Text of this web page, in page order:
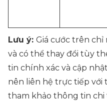
Lưu ý: Giá cước trên
và có thể thay đổi tùy
tin chính xác và cập
nên liên hệ trực tiếp với
tham khảo thông tin